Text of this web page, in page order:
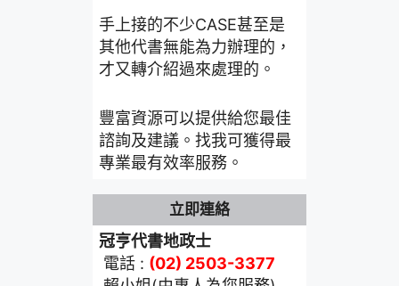
手上接的不少CASE甚至是
其他代書無能為力辦理的，
才又轉介紹過來處理的。
豐富資源可以提供給您最佳
諮詢及建議。找我可獲得最
專業最有效率服務。
立即連絡
冠亨代書地政士
電話 : (02) 2503-3377